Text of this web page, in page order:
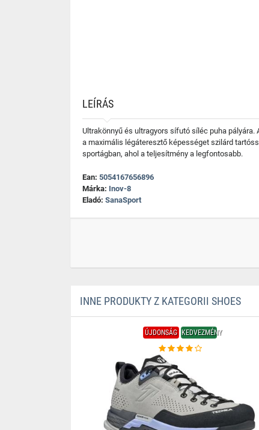
LEÍRÁS
Ultrakönnyű és ultragyors sífutó síléc puha
a maximális légáteresztő képességet szilárd
sportágban, ahol a teljesítmény a legfontosabb.
Ean: 5054167656896
Márka: Inov-8
Eladó: SanaSport
INNE PRODUKTY Z KATEGORII SHOES
ÚJDONSÁG KEDVEZMÉNY